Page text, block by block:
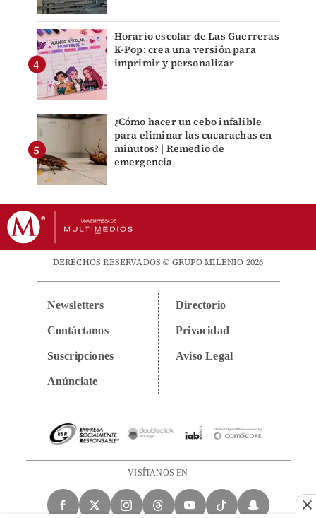
Horario escolar de Las Guerreras
K-Pop: crea una versión para
imprimir y personalizar
¿Cómo hacer un cebo infalible
para eliminar las cucarachas en
minutos? | Remedio de
emergencia
DERECHOS RESERVADOS © GRUPO MILENIO 2026
Newsletters
Contáctanos
Suscripciones
Anúnciate
Directorio
Privacidad
Aviso Legal
VISÍTANOS EN